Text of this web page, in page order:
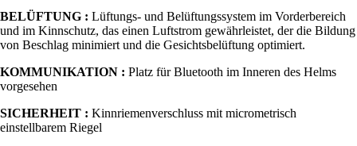
BELÜFTUNG : Lüftungs- und Belüftungssystem im Vorderbereich
und im Kinnschutz, das einen Luftstrom gewährleistet, der die Bildung
von Beschlag minimiert und die Gesichtsbelüftung optimiert.
KOMMUNIKATION : Platz für Bluetooth im Inneren des Helms
vorgesehen
SICHERHEIT : Kinnriemenverschluss mit micrometrisch
einstellbarem Riegel